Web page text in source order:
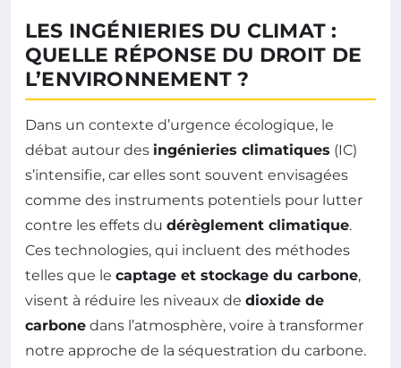
LES INGÉNIERIES DU CLIMAT :
QUELLE RÉPONSE DU DROIT DE
L’ENVIRONNEMENT ?
Dans un contexte d’urgence écologique, le
débat autour des ingénieries climatiques (IC)
s’intensifie, car elles sont souvent envisagées
comme des instruments potentiels pour lutter
contre les effets du dérèglement climatique.
Ces technologies, qui incluent des méthodes
telles que le captage et stockage du carbone,
visent à réduire les niveaux de dioxide de
carbone dans l’atmosphère, voire à transformer
notre approche de la séquestration du carbone.